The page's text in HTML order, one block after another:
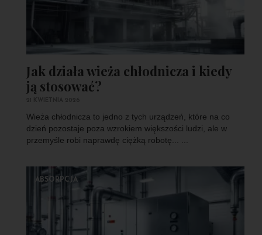
Jak działa wieża chłodnicza i kiedy
ją stosować?
Wieża chłodnicza to jedno z tych urządzeń, które na co
dzień pozostaje poza wzrokiem większości ludzi, ale w
przemyśle robi naprawdę ciężką robotę... ...
ABSORPCJA